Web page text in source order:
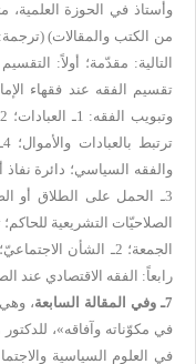
وأستاذ في الحوزة
من الكتب والمقالات) (ترجمة:
التالية: مقدّمة؛ أولاً:
تقسيم الفقه عند فقهاء
رابعاً: الفقه الاقتصادي عند الصدر؛ 1ـ المضاربة؛ 2ـ ملكيّة
7ـ وفي المقالة السابعة
، وهي
في مكوّناته وآفاقه»، للدكتور
في العلوم السياسية